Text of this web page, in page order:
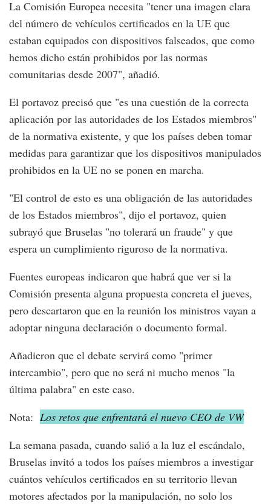
La Comisión Europea necesita "tener una imagen clara
del número de vehículos certificados en la UE que
estaban equipados con dispositivos falseados, que como
hemos dicho están prohibidos por las normas
comunitarias desde 2007", añadió.
El portavoz precisó que "es una cuestión de la correcta
aplicación por las autoridades de los Estados miembros"
de la normativa existente, y que los países deben tomar
medidas para garantizar que los dispositivos manipulados
prohibidos en la UE no se ponen en marcha.
"El control de esto es una obligación de las autoridades
de los Estados miembros", dijo el portavoz, quien
subrayó que Bruselas "no tolerará un fraude" y que
espera un cumplimiento riguroso de la normativa.
Fuentes europeas indicaron que habrá que ver si la
Comisión presenta alguna propuesta concreta el jueves,
pero descartaron que en la reunión los ministros vayan a
adoptar ninguna declaración o documento formal.
Añadieron que el debate servirá como "primer
intercambio", pero que no será ni mucho menos "la
última palabra" en este caso.
Nota: Los retos que enfrentará el nuevo CEO de VW
La semana pasada, cuando salió a la luz el escándalo,
Bruselas invitó a todos los países miembros a investigar
cuántos vehículos certificados en su territorio llevan
motores afectados por la manipulación, no solo los